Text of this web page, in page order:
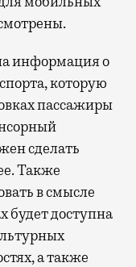
информация о
которую
пассажиры
сделать
Также
в смысле
будет доступна
а также